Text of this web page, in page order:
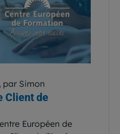
par Simon
Client de
Européen de